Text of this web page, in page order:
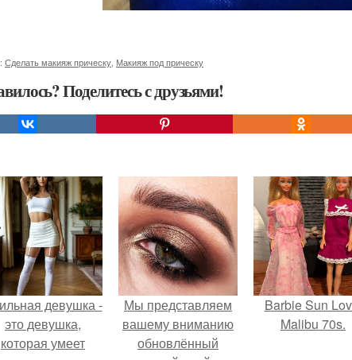
Сделать макияж прическу Макияж под прическу
Поделитесь с друзьями!
девушка -
это девушка,
которая умеет
Мы представляем
вашему вниманию
обновлённый
Barbie Sun
Malibu 70s.